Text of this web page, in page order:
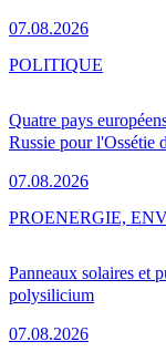
07.08.2026
Quatre pays
Russie pour l'Ossétie
07.08.2026
POLITIQUE
Panneaux solaires et
polysilicium
07.08.2026
PROENERGIE,